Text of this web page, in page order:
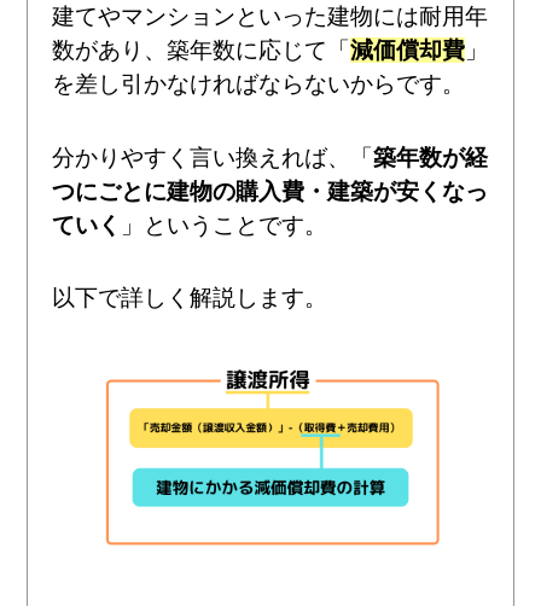
建てやマンションといった建物には耐用年
数があり、築年数に応じて「 減価償却費」
を差し引かなければならないからです。
分かりやすく言い換えれば、「築年数が経
つにごとに建物の購入費・建築が安くなっ
ていく
」ということです。
以下で詳しく解説します。